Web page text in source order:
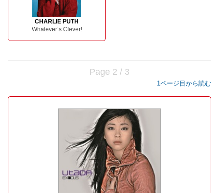
CHARLIE PUTH
Whatever’s Clever!
Page 2 / 3
1ページ目から読む